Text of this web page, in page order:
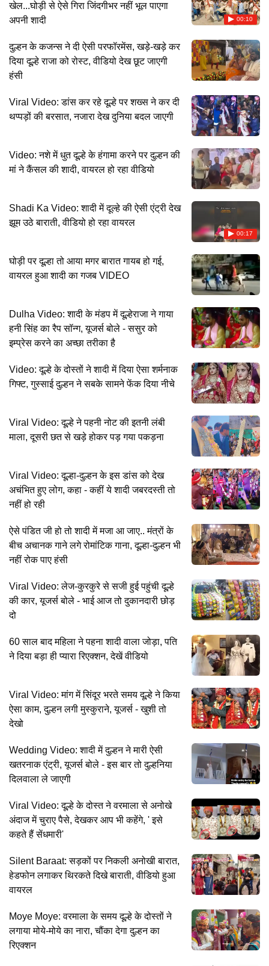
00:10
खेल...घोड़ी से ऐसे गिरा जिंदगीभर नहीं भूल पाएगा
अपनी शादी
दुल्हन के कजन्स ने दी ऐसी परफॉरमेंस, खड़े-खड़े कर
दिया दूल्हे राजा को रोस्ट, वीडियो देख छूट जाएगी
हंसी
Viral Video: डांस कर रहे दूल्हे पर शख्स ने कर दी
थप्पड़ों की बरसात, नजारा देख दुनिया बदल जाएगी
Video: नशे में धुत दूल्हे के हंगामा करने पर दुल्हन की
मां ने कैंसल की शादी, वायरल हो रहा वीडियो
00:17
Shadi Ka Video: शादी में दूल्‍हे की ऐसी एंट्री देख
झूम उठे बाराती, वीडियो हो रहा वायरल
घोड़ी पर दूल्हा तो आया मगर बारात गायब हो गई,
वायरल हुआ शादी का गजब VIDEO
Dulha Video: शादी के मंडप में दूल्हेराजा ने गाया
हनी सिंह का रैप सॉन्ग, यूजर्स बोले - ससुर को
इम्प्रेस करने का अच्छा तरीका है
Video: दूल्हे के दोस्तों ने शादी में दिया ऐसा शर्मनाक
गिफ्ट, गुस्साई दुल्हन ने सबके सामने फेंक दिया नीचे
Viral Video: दूल्हे ने पहनी नोट की इतनी लंबी
माला, दूसरी छत से खड़े होकर पड़ गया पकड़ना
Viral Video: दूल्हा-दुल्हन के इस डांस को देख
अचंभित हुए लोग, कहा - कहीं ये शादी जबरदस्ती तो
नहीं हो रही
ऐसे पंडित जी हो तो शादी में मजा आ जाए.. मंत्रों के
बीच अचानक गाने लगे रोमांटिक गाना, दूल्हा-दुल्हन भी
नहीं रोक पाए हंसी
Viral Video: लेज-कुरकुरे से सजी हुई पहुंची दूल्हे
की कार, यूजर्स बोले - भाई आज तो दुकानदारी छोड़
दो
60 साल बाद महिला ने पहना शादी वाला जोड़ा, पति
ने दिया बड़ा ही प्यारा रिएक्शन, देखें वीडियो
Viral Video: मांग में सिंदूर भरते समय दूल्हे ने किया
ऐसा काम, दुल्हन लगी मुस्कुराने, यूजर्स - खुशी तो
देखो
Wedding Video: शादी में दुल्हन ने मारी ऐसी
खतरनाक एंट्री, यूजर्स बोले - इस बार तो दुल्हनिया
दिलवाला ले जाएगी
Viral Video: दूल्हे के दोस्त ने वरमाला से अनोखे
अंदाज में चुराए पैसे, देखकर आप भी कहेंगे, ' इसे
कहते हैं सेंधमारी'
Silent Baraat: सड़कों पर निकली अनोखी बारात,
हेडफोन लगाकर थिरकते दिखे बाराती, वीडियो हुआ
वायरल
Moye Moye: वरमाला के समय दूल्हे के दोस्तों ने
लगाया मोये-मोये का नारा, चौंका देगा दुल्हन का
रिएक्शन